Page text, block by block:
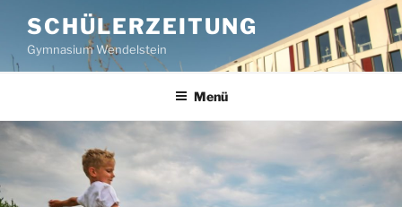
Inhalt
springen
SCHÜLERZEITUNG
Gymnasium Wendelstein
Menü